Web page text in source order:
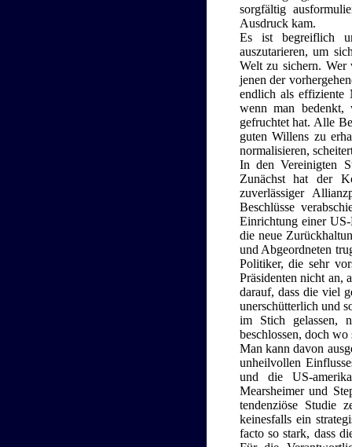
sorgfältig
Ausdruck kam.
Es ist begreiflich
auszutarieren, um
Welt zu sichern. Wer
jenen der
endlich als effiziente
wenn man
gefruchtet hat. Alle
guten Willens zu
normalisieren,
In den Vereinigten
Zunächst hat der
zuverlässiger
Beschlüsse
Einrichtung einer
die neue
und Abgeordneten
Politiker, die sehr
Präsidenten nicht an,
darauf, dass die viel
unerschütterlich und
im Stich gelassen,
beschlossen, doch
Man kann davon
unheilvollen
und die US-
Mearsheimer und
tendenziöse Studie
keinesfalls ein
facto so stark, dass